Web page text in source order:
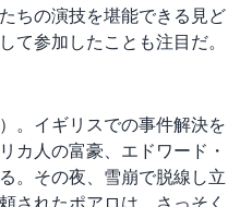
ちの演技を堪能できる見ど
て参加したことも注目だ。
。イギリスでの事件解決を
カ人の富豪、エドワード・
。その夜、雪崩で脱線し立
されたポアロは、さっそく